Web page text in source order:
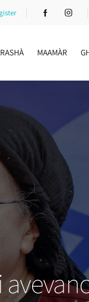
MAAMÀR